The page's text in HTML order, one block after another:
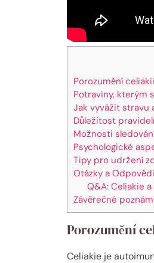
Porozumění
Potraviny, kterým
Jak vyvážit stravu
Důležitost
Možnosti
Psychologické
Tipy pro udržení
Otázky a Odpovědi
Q&A: Celiakie
Závěrečné
Porozumění
Celiakie je